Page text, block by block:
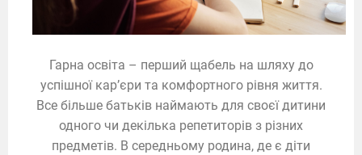
Гарна освіта – перший щабель на шляху до
успішної кар’єри та комфортного рівня життя.
Все більше батьків наймають для своєї дитини
одного чи декілька репетиторів з різних
предметів. В середньому родина, де є діти